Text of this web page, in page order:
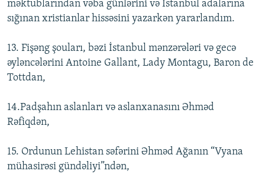
məktublarından vəba günlərini və İstanbul adalarına
sığınan xristianlar hissəsini yazarkən yararlandım.
13. Fişəng şouları, bəzi İstanbul mənzərələri və gecə
əyləncələrini Antoine Gallant, Lady Montagu, Baron de
Tottdan,
14.Padşahın aslanları və aslanxanasını Əhməd
Rəfiqdən,
15. Ordunun Lehistan səfərini Əhməd Ağanın “Vyana
mühasirəsi gündəliyi”ndən,